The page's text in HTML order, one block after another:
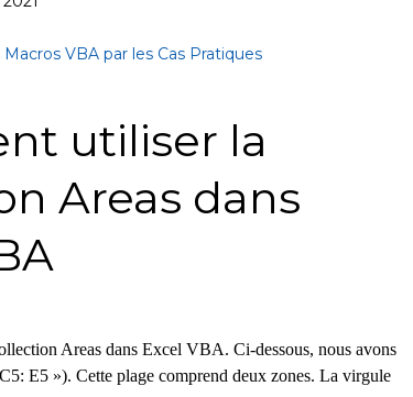
Macros VBA par les Cas Pratiques
utiliser la
Areas dans
Areas dans Excel VBA. Ci-dessous, nous avons
E5 »). Cette plage comprend deux zones. La virgule